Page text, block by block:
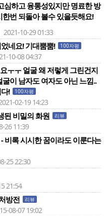
심하고 융통성있지만 명료한 방
번 되돌아 볼수 있을듯해요!
10-29 01:33
네요! 기대뿜뿜! 100자평
10-08 04:37
ㅜㅜ 얼굴 왜 저렇게 그린건지
이 남자도 여자도 아닌 느낌..
!
100자평
02-19 14:23
된 비밀의 화원 리뷰
26 11:39
비록 시시한 꿈이라도 이룬다는
25 22:30
21:54
방전 리뷰
08-07 19:02